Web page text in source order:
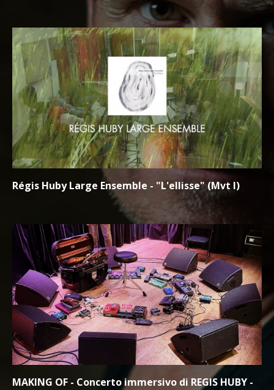
Régis Huby Large Ensemble - "L'ellisse" (Mvt I)
MAKING OF - Concerto immersivo di REGIS HUBY -